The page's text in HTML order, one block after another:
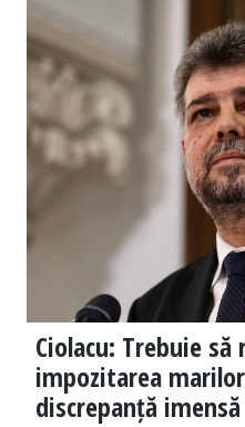
Ciolacu: Trebuie
impozitarea
discrepanță